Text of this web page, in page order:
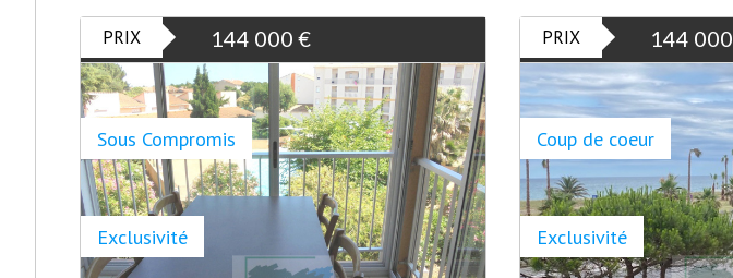
PRIX 144 000 €
Sous Compromis
Exclusivité
PRIX 144 000
Exclusivité
Coup de coeur